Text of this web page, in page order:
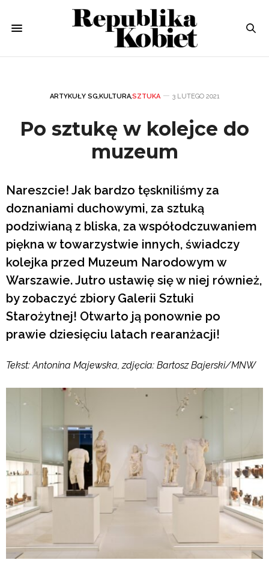
ARTYKUŁY SG,KULTURA,SZTUKA 3 LUTEGO 2021
Po sztukę w kolejce do
muzeum
Nareszcie! Jak bardzo tęskniliśmy za
doznaniami duchowymi, za sztuką
podziwianą z bliska, za współodczuwaniem
piękna w towarzystwie innych, świadczy
kolejka przed Muzeum Narodowym w
Warszawie. Jutro ustawię się w niej również,
by zobaczyć zbiory Galerii Sztuki
Starożytnej! Otwarto ją ponownie po
prawie dziesięciu latach rearanżacji!
Tekst: Antonina Majewska, zdjęcia: Bartosz Bajerski/MNW